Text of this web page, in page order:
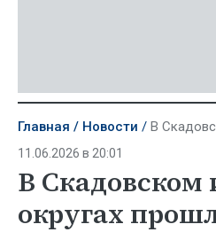
Главная Новости В Скадовском и
11.06.2026 в 20:01
В Скадовском
округах